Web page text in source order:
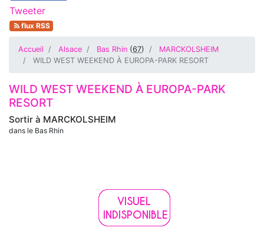
Tweeter
flux RSS
Accueil Alsace Bas Rhin (67)
MARCKOLSHEIM
WILD WEST WEEKEND À EUROPA-PARK RESORT
Sortir à MARCKOLSHEIM
dans le Bas Rhin
WILD WEST WEEKEND À EUROPA-PARK
RESORT